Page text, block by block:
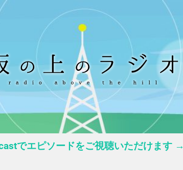
でエピソードをご視聴いただけます →